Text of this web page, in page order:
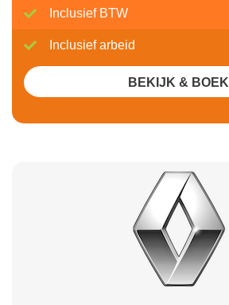
Inclusief BTW
Inclusief arbeid
BEKIJK & BOEK